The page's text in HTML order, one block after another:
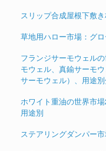
スリップ合成屋根下敷
草地用ハロー市場：グ
フランジサーモウェル
モウェル、真鍮サーモ
サーモウェル）、用途
ホワイト重油の世界市
用途別
ステアリングダンパー